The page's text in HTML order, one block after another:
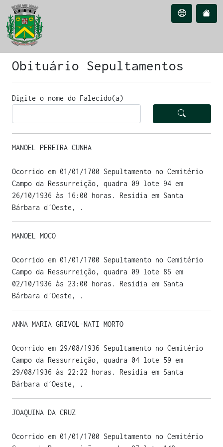
Obituário Sepultamentos
Digite o nome do Falecido(a)
MANOEL PEREIRA CUNHA
Ocorrido em 01/01/1700 Sepultamento no Cemitério
Campo da Ressurreição, quadra 09 lote 94 em
26/10/1936 às 16:00 horas. Residia em Santa
Bárbara d´Oeste, .
MANOEL MOCO
Ocorrido em 01/01/1700 Sepultamento no Cemitério
Campo da Ressurreição, quadra 09 lote 85 em
02/10/1936 às 23:00 horas. Residia em Santa
Bárbara d´Oeste, .
ANNA MARIA GRIVOL-NATI MORTO
Ocorrido em 29/08/1936 Sepultamento no Cemitério
Campo da Ressurreição, quadra 04 lote 59 em
29/08/1936 às 22:22 horas. Residia em Santa
Bárbara d´Oeste, .
JOAQUINA DA CRUZ
Ocorrido em 01/01/1700 Sepultamento no Cemitério